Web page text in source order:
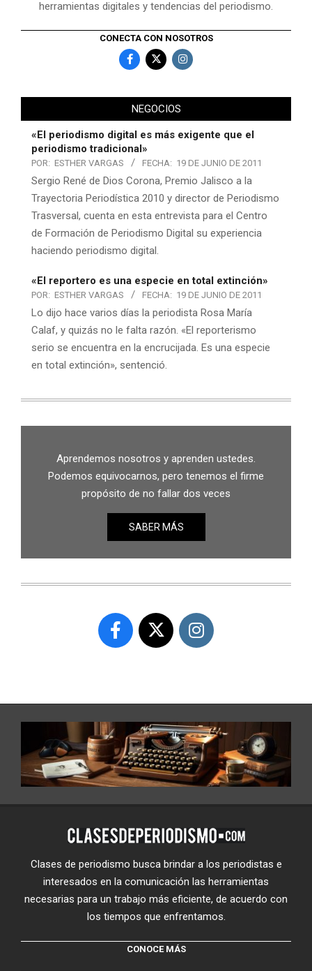
herramientas digitales y tendencias del periodismo.
CONECTA CON NOSOTROS
NEGOCIOS
«El periodismo digital es más exigente que el
periodismo tradicional»
POR: ESTHER VARGAS FECHA: 19 DE JUNIO DE 2011
Sergio René de Dios Corona, Premio Jalisco a la
Trayectoria Periodística 2010 y director de Periodismo
Trasversal, cuenta en esta entrevista para el Centro
de Formación de Periodismo Digital su experiencia
haciendo periodismo digital.
«El reportero es una especie en total extinción»
POR: ESTHER VARGAS FECHA: 19 DE JUNIO DE 2011
Lo dijo hace varios días la periodista Rosa María
Calaf, y quizás no le falta razón. «El reporterismo
serio se encuentra en la encrucijada. Es una especie
en total extinción», sentenció.
Aprendemos nosotros y aprenden ustedes.
Podemos equivocarnos, pero tenemos el firme
propósito de no fallar dos veces
SABER MÁS
Clases de periodismo busca brindar a los periodistas e
interesados en la comunicación las herramientas
necesarias para un trabajo más eficiente, de acuerdo con
los tiempos que enfrentamos.
CONOCE MÁS